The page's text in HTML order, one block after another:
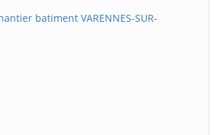
batiment VARENNES-SUR-